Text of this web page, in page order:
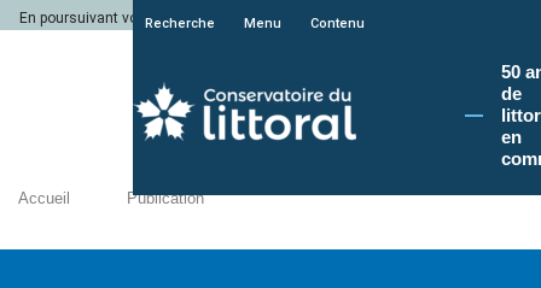
En poursuivant votre navigation sur le site du Conservatoire du littoral, vous
Recherche Menu Contenu
50
de
en
Accueil Publication